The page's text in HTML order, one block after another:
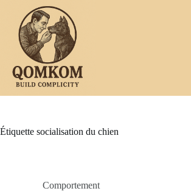
contenu
Étiquette socialisation du chien
Comportement